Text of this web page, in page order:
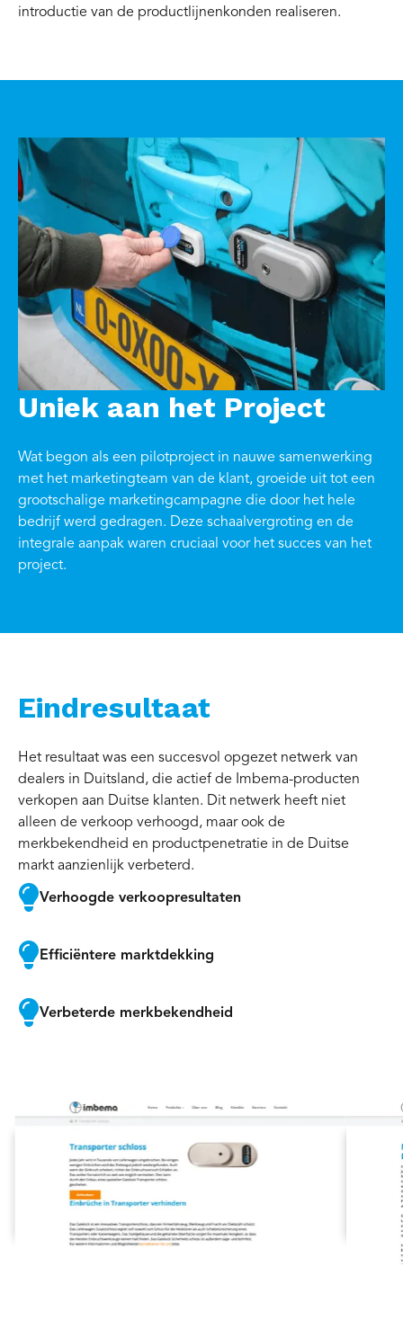
introductie van de productlijnenkonden realiseren.
Uniek aan het Project
Wat begon als een pilotproject in nauwe samenwerking
met het marketingteam van de klant, groeide uit tot een
grootschalige marketingcampagne die door het hele
bedrijf werd gedragen. Deze schaalvergroting en de
integrale aanpak waren cruciaal voor het succes van het
project.
Eindresultaat
Het resultaat was een succesvol opgezet netwerk van
dealers in Duitsland, die actief de Imbema-producten
verkopen aan Duitse klanten. Dit netwerk heeft niet
alleen de verkoop verhoogd, maar ook de
merkbekendheid en productpenetratie in de Duitse
markt aanzienlijk verbeterd.
Verhoogde verkoopresultaten
Efficiëntere marktdekking
Verbeterde merkbekendheid
Slide 2 of 4.